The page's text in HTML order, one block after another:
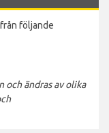
följande
och ändras av olika